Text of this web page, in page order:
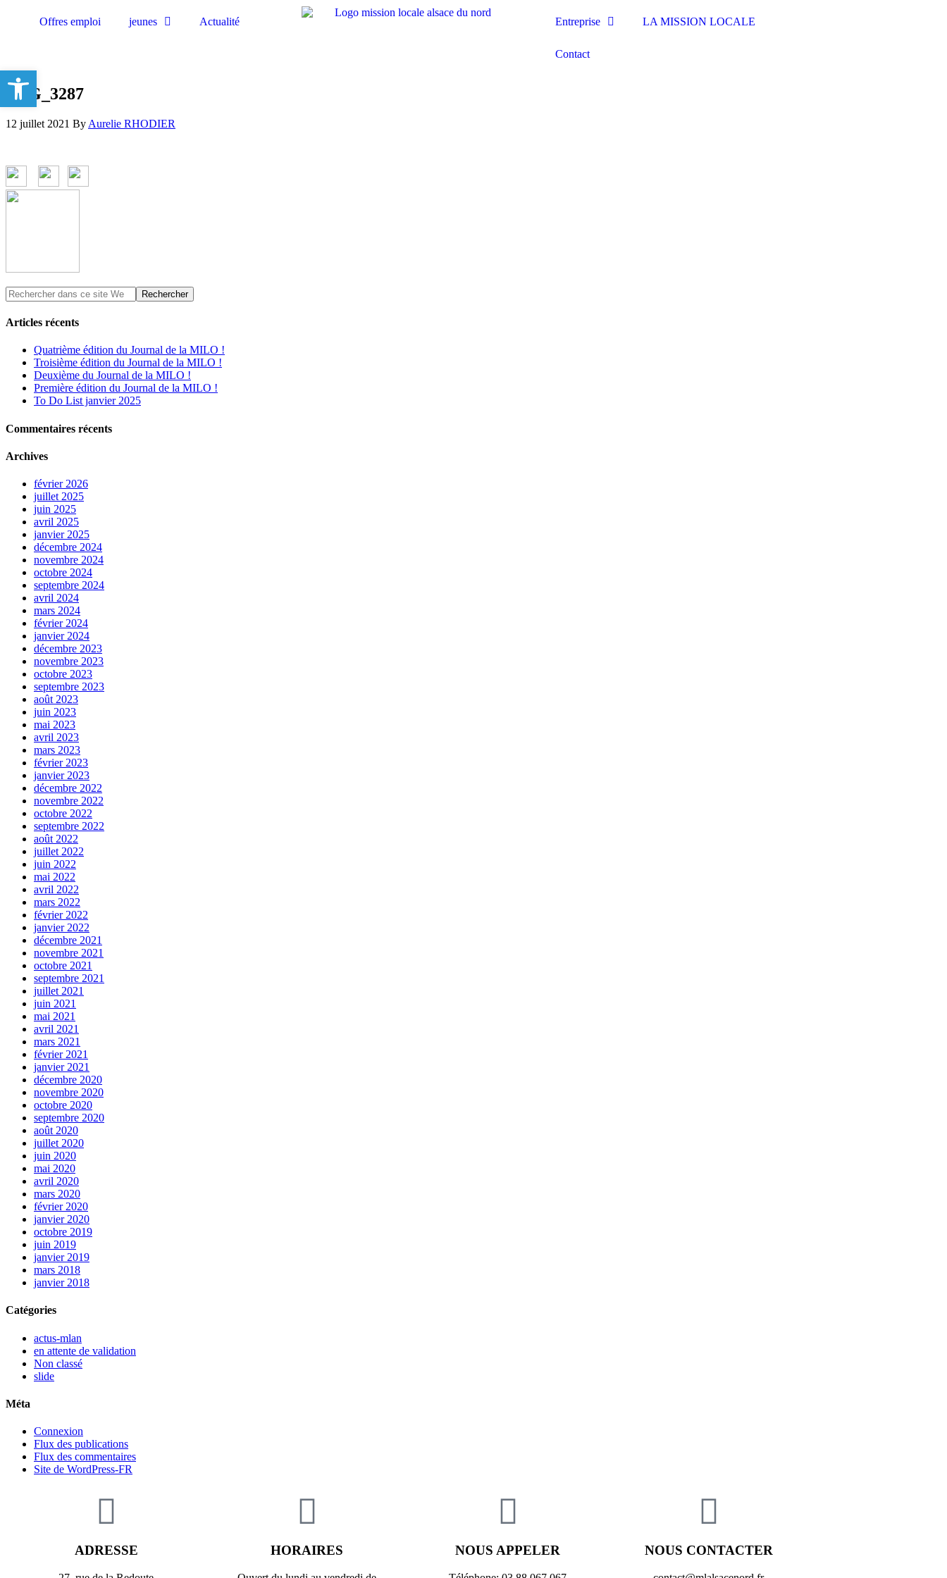
Offres emploi jeunes Actualité Entreprise LA MISSION LOCALE
Contact
IMG_3287
12 juillet 2021 By Aurelie RHODIER
Articles récents
Quatrième édition du Journal de la MILO !
Troisième édition du Journal de la MILO !
Deuxième du Journal de la MILO !
Première édition du Journal de la MILO !
To Do List janvier 2025
Commentaires récents
Archives
février 2026
juillet 2025
juin 2025
avril 2025
janvier 2025
décembre 2024
novembre 2024
octobre 2024
septembre 2024
avril 2024
mars 2024
février 2024
janvier 2024
décembre 2023
novembre 2023
octobre 2023
septembre 2023
août 2023
juin 2023
mai 2023
avril 2023
mars 2023
février 2023
janvier 2023
décembre 2022
novembre 2022
octobre 2022
septembre 2022
août 2022
juillet 2022
juin 2022
mai 2022
avril 2022
mars 2022
février 2022
janvier 2022
décembre 2021
novembre 2021
octobre 2021
septembre 2021
juillet 2021
juin 2021
mai 2021
avril 2021
mars 2021
février 2021
janvier 2021
décembre 2020
novembre 2020
octobre 2020
septembre 2020
août 2020
juillet 2020
juin 2020
mai 2020
avril 2020
mars 2020
février 2020
janvier 2020
octobre 2019
juin 2019
janvier 2019
mars 2018
janvier 2018
Catégories
actus-mlan
en attente de validation
Non classé
slide
Méta
Connexion
Flux des publications
Flux des commentaires
Site de WordPress-FR
ADRESSE HORAIRES NOUS APPELER NOUS CONTACTER
Ouvrir la barre d’outils